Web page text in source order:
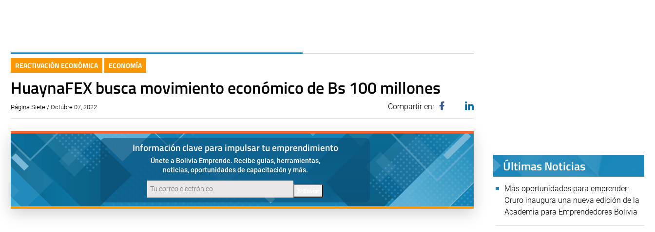
REACTIVACIÓN ECONÓMICA ECONOMÍA
HuaynaFEX busca movimiento económico de Bs 100 millones
Página Siete / Octubre 07, 2022 Compartir en:
Información clave para impulsar tu emprendimiento
Únete a Bolivia Emprende. Recibe guías, herramientas,
noticias, oportunidades de capacitación y más.
Últimas Noticias
Más oportunidades para emprender:
Oruro inaugura una nueva edición de la
Academia para Emprendedores Bolivia